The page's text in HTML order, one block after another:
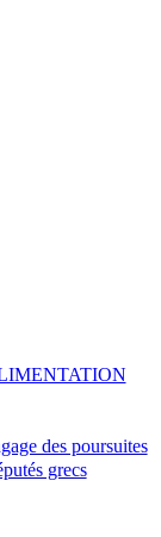
des poursuites
grecs